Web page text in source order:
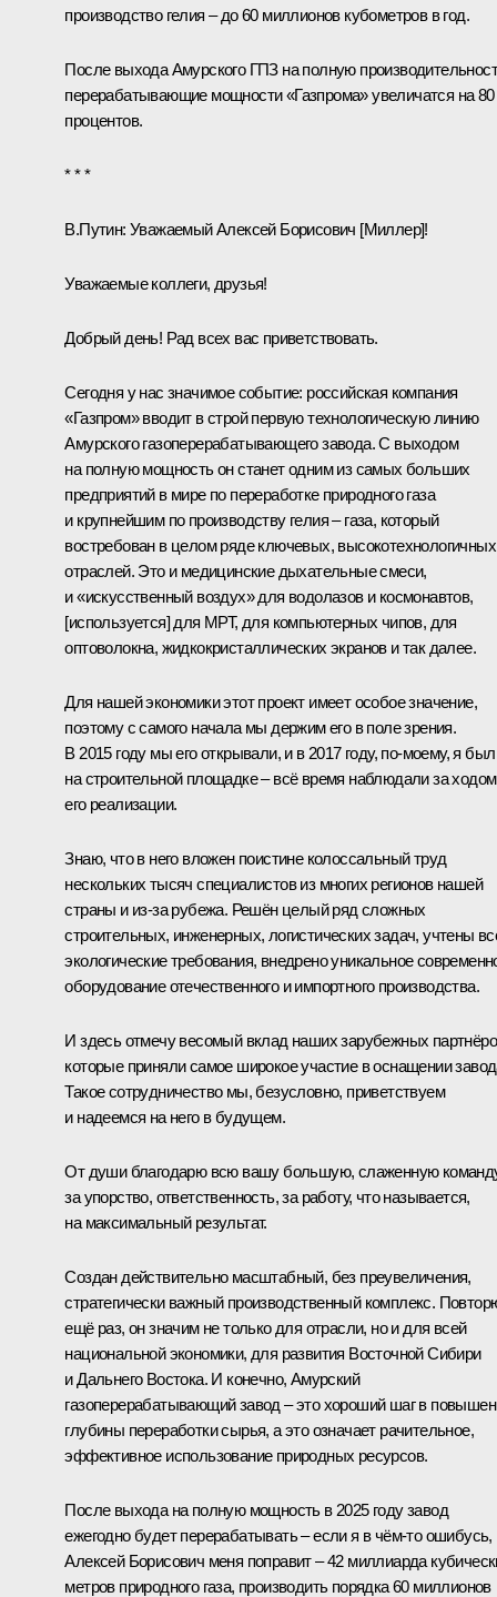
производство гелия – до 60 миллионов кубометров в год.
После выхода Амурского ГПЗ на полную
перерабатывающие мощности «Газпрома» увеличатся на 80
процентов.
* * *
В.Путин: Уважаемый Алексей Борисович [Миллер]!
Уважаемые коллеги, друзья!
Добрый день! Рад всех вас приветствовать.
Сегодня у нас значимое событие: российская компания
«Газпром» вводит в строй первую технологическую линию
Амурского газоперерабатывающего завода. С выходом
на полную мощность он станет одним из самых больших
предприятий в мире по переработке природного газа
и крупнейшим по производству гелия – газа, который
востребован в целом ряде ключевых, высокотехнологичных
отраслей. Это и медицинские дыхательные смеси,
и «искусственный воздух» для водолазов и космонавтов,
[используется] для МРТ, для компьютерных чипов, для
оптоволокна, жидкокристаллических экранов и так далее.
Для нашей экономики этот проект имеет особое значение,
поэтому с самого начала мы держим его в поле зрения.
В 2015 году мы его открывали, и в 2017 году, по-моему, я был
на строительной площадке – всё время наблюдали за ходом
его реализации.
Знаю, что в него вложен поистине колоссальный труд
нескольких тысяч специалистов из многих регионов нашей
страны и из-за рубежа. Решён целый ряд сложных
строительных, инженерных, логистических задач, учтены
экологические требования, внедрено уникальное
оборудование отечественного и импортного производства.
И здесь отмечу весомый вклад наших зарубежных
которые приняли самое широкое участие в оснащении
Такое сотрудничество мы, безусловно, приветствуем
и надеемся на него в будущем.
От души благодарю всю вашу большую, слаженную
за упорство, ответственность, за работу, что называется,
на максимальный результат.
Создан действительно масштабный, без преувеличения,
стратегически важный производственный комплекс.
ещё раз, он значим не только для отрасли, но и для всей
национальной экономики, для развития Восточной Сибири
и Дальнего Востока. И конечно, Амурский
газоперерабатывающий завод – это хороший шаг в
глубины переработки сырья, а это означает рачительное,
эффективное использование природных ресурсов.
После выхода на полную мощность в 2025 году завод
ежегодно будет перерабатывать – если я в чём-то ошибусь,
Алексей Борисович меня поправит – 42 миллиарда
метров природного газа, производить порядка 60 миллионов